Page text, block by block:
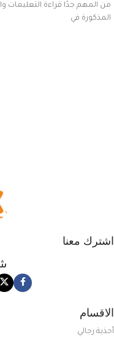
من المهم جدًا قراءة التعليمات
المذكورة في
اشترك معنا
الاقسام
أحذية رجالي